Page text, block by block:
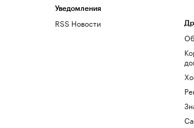
Уведомления
RSS Новости